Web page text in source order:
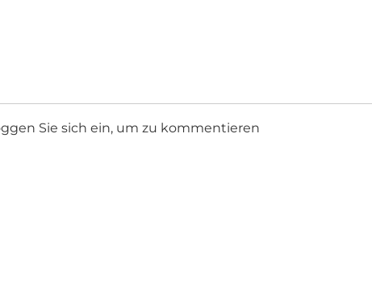
Sie sich ein, um zu kommentieren